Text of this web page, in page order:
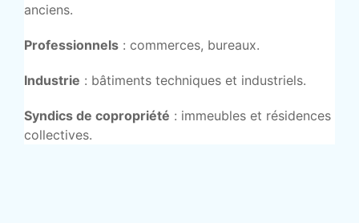
anciens.
Professionnels : commerces, bureaux.
Industrie : bâtiments techniques et industriels.
Syndics de copropriété : immeubles et résidences
collectives.